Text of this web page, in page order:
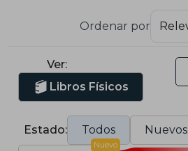
Ordenar por
Ver:
Libros Físicos
Estado: Todos Nuevos
Nuevo